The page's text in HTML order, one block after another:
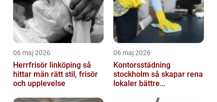
06 maj 2026
Herrfrisör linköping så
hittar män rätt stil, frisör
och upplevelse
06 maj 2026
Kontorsstädning
stockholm så skapar rena
lokaler bättre